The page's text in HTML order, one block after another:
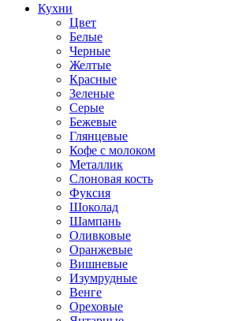
Кухни
Цвет
Белые
Черные
Желтые
Красные
Зеленые
Серые
Бежевые
Глянцевые
Кофе с молоком
Металлик
Слоновая кость
Фуксия
Шоколад
Шампань
Оливковые
Оранжевые
Вишневые
Изумрудные
Венге
Ореховые